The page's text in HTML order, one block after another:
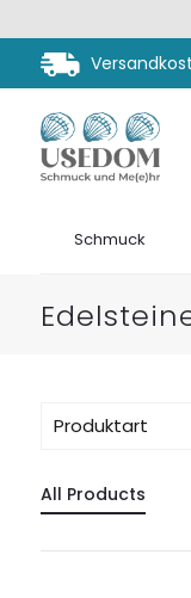
Schmuck
Produktart
All Products